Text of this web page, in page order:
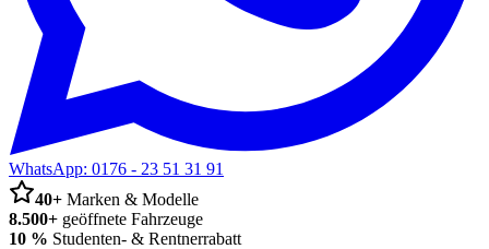
WhatsApp: 0176 - 23 51 31 91
40+ Marken & Modelle
8.500+ geöffnete Fahrzeuge
10 % Studenten- & Rentnerrabatt